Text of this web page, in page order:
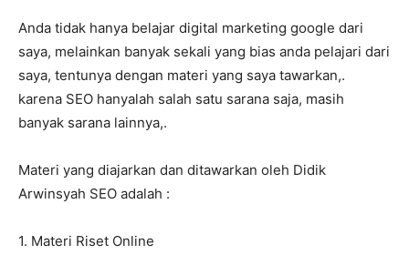
Anda tidak hanya belajar digital marketing google dari
saya, melainkan banyak sekali yang bias anda pelajari dari
saya, tentunya dengan materi yang saya tawarkan,.
karena SEO hanyalah salah satu sarana saja, masih
banyak sarana lainnya,.
Materi yang diajarkan dan ditawarkan oleh Didik
Arwinsyah SEO adalah :
1. Materi Riset Online